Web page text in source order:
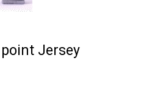
Jersey